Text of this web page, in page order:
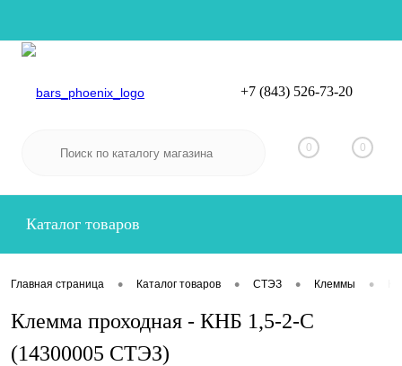
Вход
+7 (843) 526-73-20
0 0
Каталог товаров
Главная страница • Каталог товаров • СТЭЗ • Клеммы •
Клемма проходная - КНБ 1,5-2-С
(14300005 СТЭЗ)